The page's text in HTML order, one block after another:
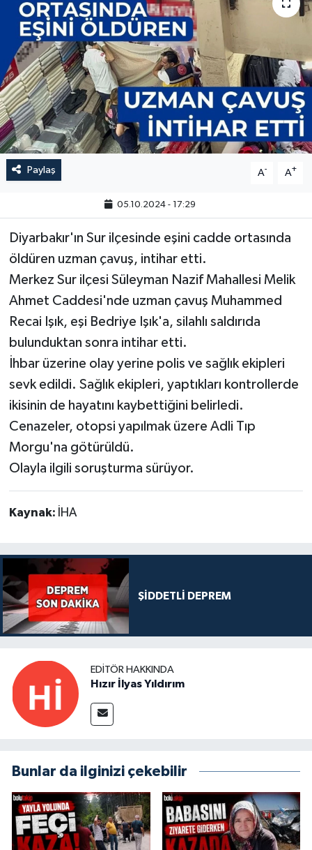
Paylaş A- A+
05.10.2024 - 17:29
Diyarbakır'ın Sur ilçesinde eşini cadde ortasında
öldüren uzman çavuş, intihar etti.
Merkez Sur ilçesi Süleyman Nazif Mahallesi Melik
Ahmet Caddesi'nde uzman çavuş Muhammed
Recai Işık, eşi Bedriye Işık'a, silahlı saldırıda
bulunduktan sonra intihar etti.
İhbar üzerine olay yerine polis ve sağlık ekipleri
sevk edildi. Sağlık ekipleri, yaptıkları kontrollerde
ikisinin de hayatını kaybettiğini belirledi.
Cenazeler, otopsi yapılmak üzere Adli Tıp
Morgu'na götürüldü.
Olayla ilgili soruşturma sürüyor.
Kaynak: İHA
ŞİDDETLİ DEPREM
EDITÖR HAKKINDA
Hızır İlyas Yıldırım
Bunlar da ilginizi çekebilir